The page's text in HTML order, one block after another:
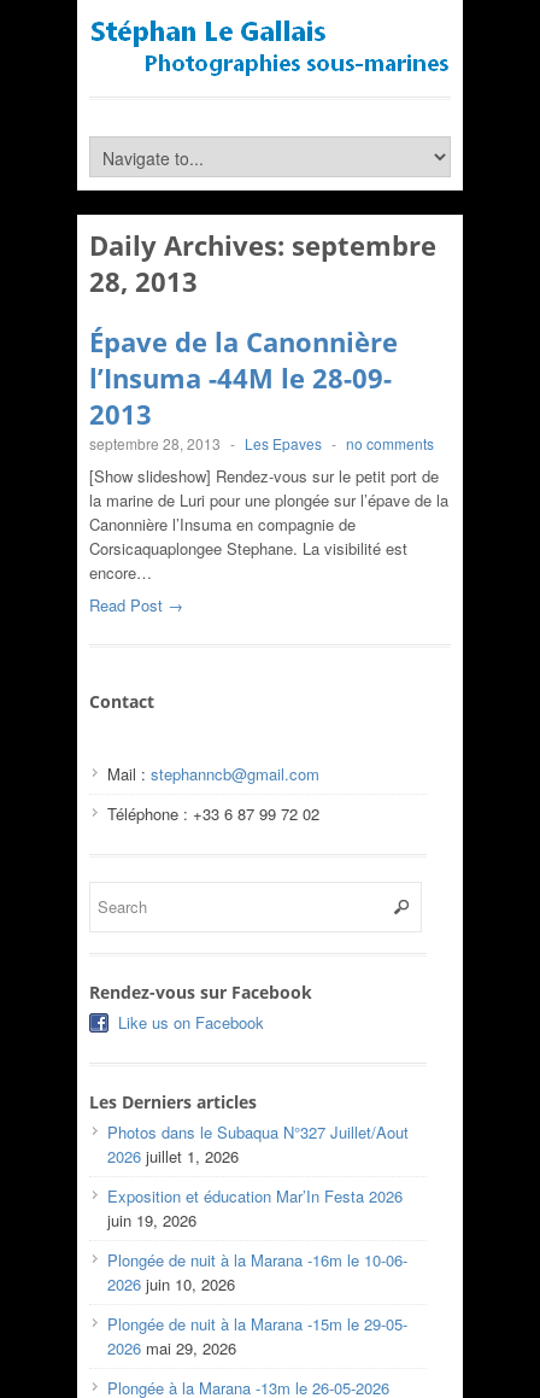
Daily Archives: septembre
28, 2013
Épave de la Canonnière
l’Insuma -44M le 28-09-
2013
septembre 28, 2013 - Les Epaves - no comments
[Show slideshow] Rendez-vous sur le petit port de
la marine de Luri pour une plongée sur l’épave de la
Canonnière l’Insuma en compagnie de
Corsicaquaplongee Stephane. La visibilité est
encore…
Read Post →
Contact
Mail : stephanncb@gmail.com
Téléphone : +33 6 87 99 72 02
Rendez-vous sur Facebook
Like us on Facebook
Les Derniers articles
Photos dans le Subaqua N°327 Juillet/Aout
2026 juillet 1, 2026
Exposition et éducation Mar’In Festa 2026
juin 19, 2026
Plongée de nuit à la Marana -16m le 10-06-
2026 juin 10, 2026
Plongée de nuit à la Marana -15m le 29-05-
2026 mai 29, 2026
Plongée à la Marana -13m le 26-05-2026